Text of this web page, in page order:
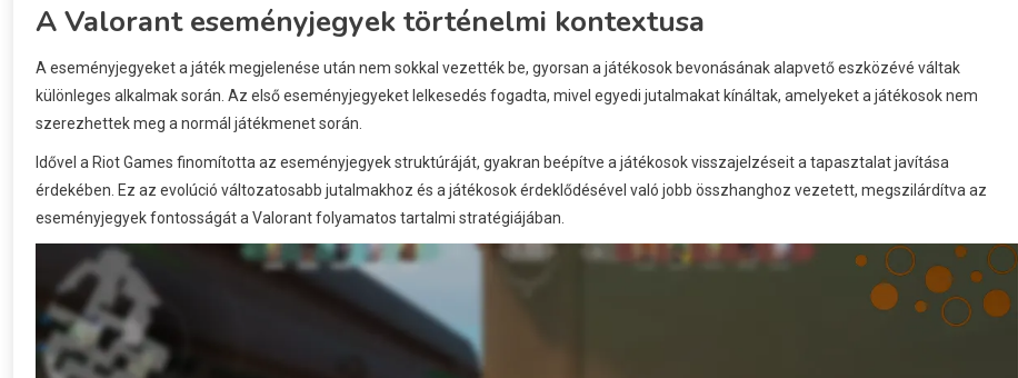
A Valorant eseményjegyek történelmi kontextusa
A eseményjegyeket a játék megjelenése után nem sokkal vezették be, gyorsan a játékosok bevonásának alapvető eszközévé váltak
különleges alkalmak során. Az első eseményjegyeket lelkesedés fogadta, mivel egyedi jutalmakat kínáltak, amelyeket a játékosok nem
szerezhettek meg a normál játékmenet során.
Idővel a Riot Games finomította az eseményjegyek struktúráját, gyakran beépítve a játékosok visszajelzéseit a tapasztalat javítása
érdekében. Ez az evolúció változatosabb jutalmakhoz és a játékosok érdeklődésével való jobb összhanghoz vezetett, megszilárdítva az
eseményjegyek fontosságát a Valorant folyamatos tartalmi stratégiájában.